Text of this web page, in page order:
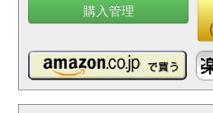
購入管理